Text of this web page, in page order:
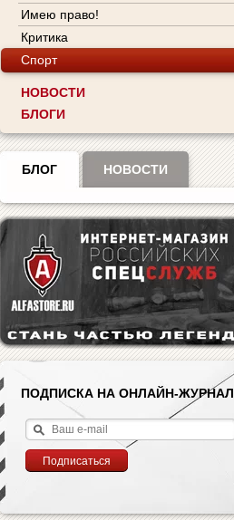
Имею право!
Критика
Спорт
НОВОСТИ
БЛОГИ
БЛОГ НОВОСТИ
ПОДПИСКА НА ОНЛАЙН-ЖУРНАЛ